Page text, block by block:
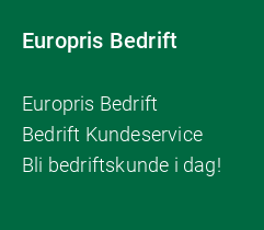
Europris Bedrift
Europris Bedrift
Bedrift Kundeservice
Bli bedriftskunde i dag!